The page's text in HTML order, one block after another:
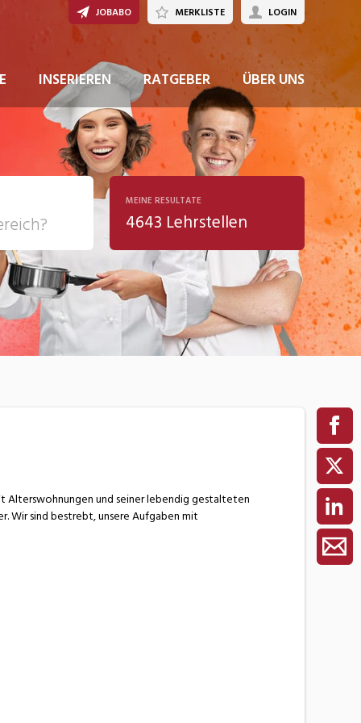
INSERIEREN RATGEBER ÜBER UNS
JOBABO MERKLISTE LOGIN
MEINE RESULTATE
4643 Lehrstellen
JETZT BEWERBEN
und seiner lebendig gestalteten
Wir sind bestrebt, unsere Aufgaben mit